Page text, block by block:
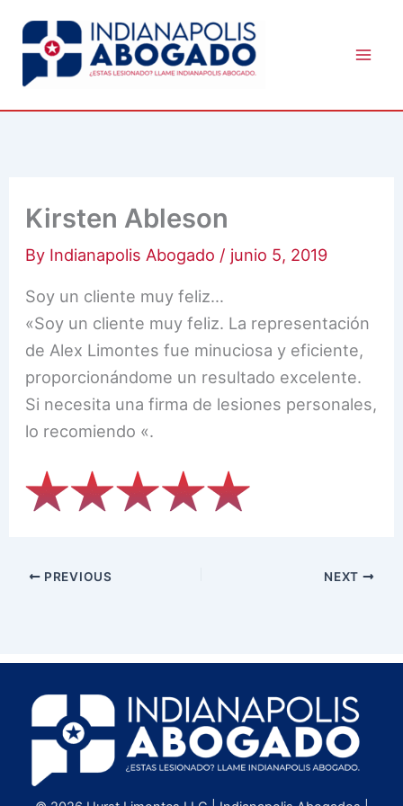
content
Kirsten Ableson
By Indianapolis Abogado / junio 5, 2019
Soy un cliente muy feliz…
«Soy un cliente muy feliz. La representación
de Alex Limontes fue minuciosa y eficiente,
proporcionándome un resultado excelente.
Si necesita una firma de lesiones personales,
lo recomiendo «.
PREVIOUS NEXT